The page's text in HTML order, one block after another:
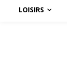
LOISIRS